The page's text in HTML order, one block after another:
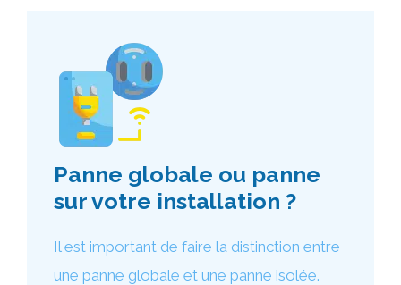
Panne globale ou panne
sur votre installation ?
Il est important de faire la distinction entre
une panne globale et une panne isolée.